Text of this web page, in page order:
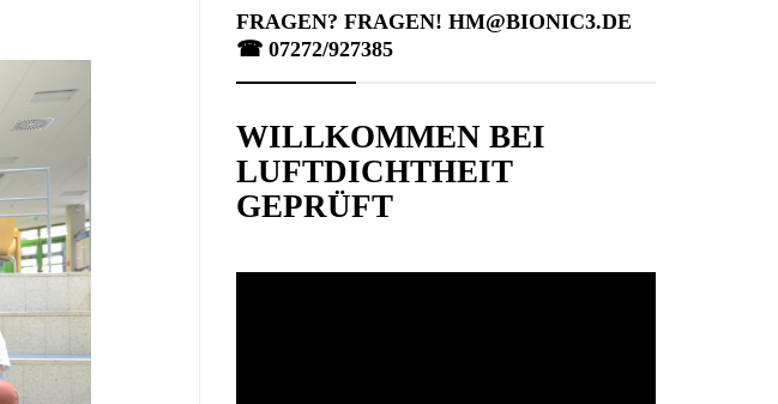
FRAGEN? FRAGEN! HM@BIONIC3.DE
☎︎ 07272/927385
WILLKOMMEN BEI
LUFTDICHTHEIT
GEPRÜFT